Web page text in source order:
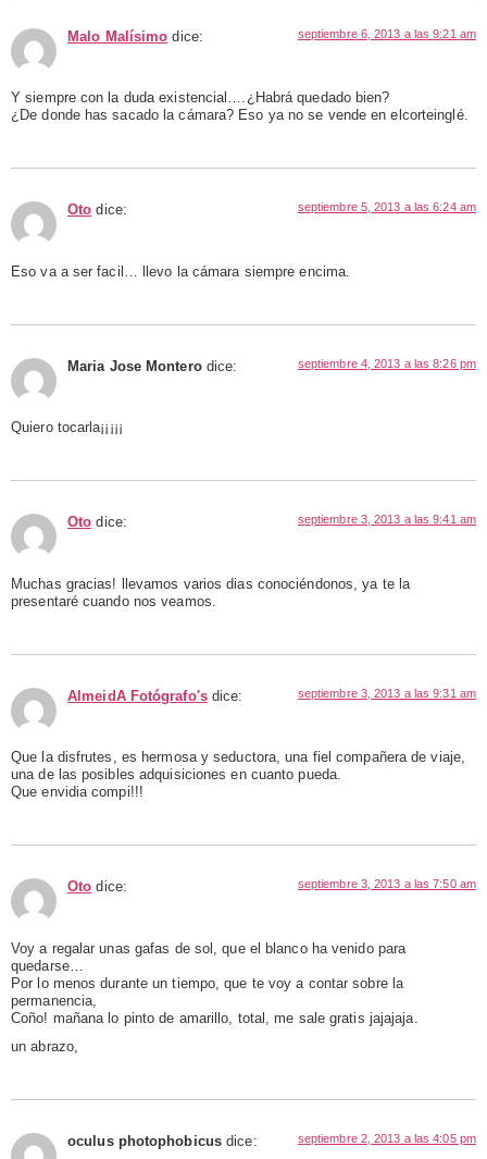
Malo Malísimo dice: septiembre 6, 2013 a las 9:21 am
Y siempre con la duda existencial….¿Habrá quedado bien?
¿De donde has sacado la cámara? Eso ya no se vende en elcorteinglé.
Oto dice: septiembre 5, 2013 a las 6:24 am
Eso va a ser facil… llevo la cámara siempre encima.
Maria Jose Montero dice: septiembre 4, 2013 a las 8:26 pm
Quiero tocarla¡¡¡¡¡
Oto dice: septiembre 3, 2013 a las 9:41 am
Muchas gracias! llevamos varios dias conociéndonos, ya te la
presentaré cuando nos veamos.
AlmeidA Fotógrafo's dice: septiembre 3, 2013 a las 9:31 am
Que la disfrutes, es hermosa y seductora, una fiel compañera de viaje,
una de las posibles adquisiciones en cuanto pueda.
Que envidia compi!!!
Oto dice: septiembre 3, 2013 a las 7:50 am
Voy a regalar unas gafas de sol, que el blanco ha venido para
quedarse…
Por lo menos durante un tiempo, que te voy a contar sobre la
permanencia,
Coño! mañana lo pinto de amarillo, total, me sale gratis jajajaja.
un abrazo,
oculus photophobicus dice: septiembre 2, 2013 a las 4:05 pm